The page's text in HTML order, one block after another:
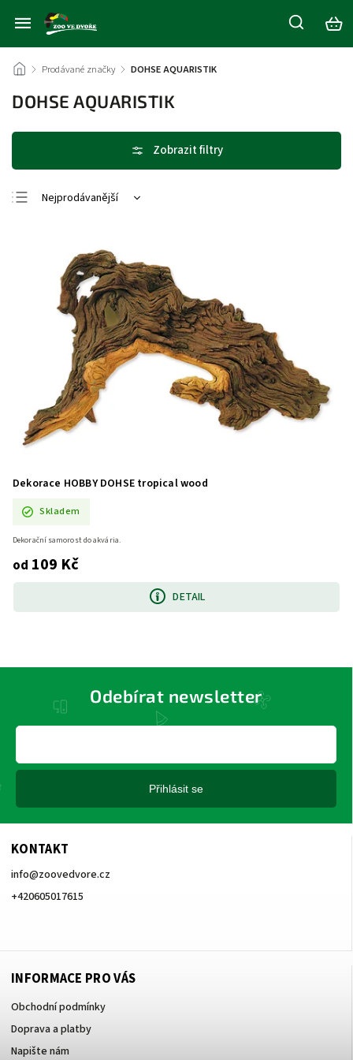
/ Prodávané značky / DOHSE AQUARISTIK
DOHSE AQUARISTIK
Nejprodávanější
Abecedně
Dekorace HOBBY DOHSE tropical wood
Skladem
od 109 Kč
DETAIL
Dekorační samorost do akvária.
KONTAKT
info@zoovedvore.cz
+420605017615
INFORMACE PRO VÁS
Obchodní podmínky
Doprava a platby
Napište nám
Odebírat newsletter
Přihlásit se